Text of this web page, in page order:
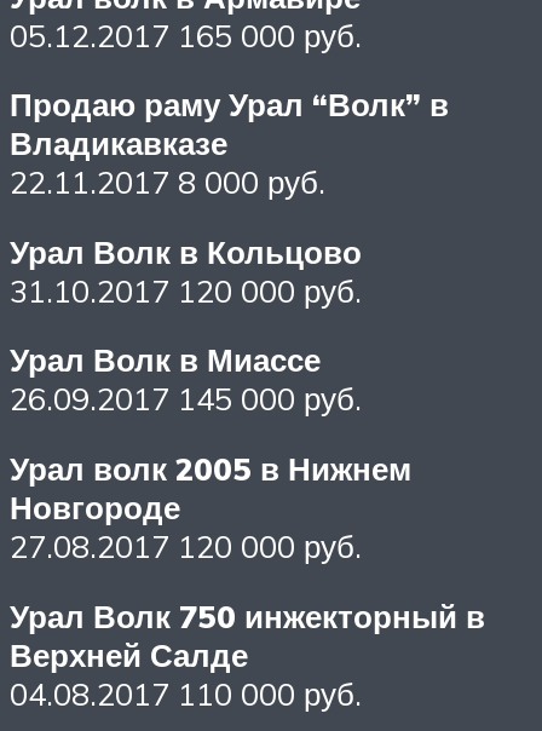
05.12.2017 165 000 руб.
Продаю раму Урал “Волк” в
Владикавказе
22.11.2017 8 000 руб.
Урал Волк в Кольцово
31.10.2017 120 000 руб.
Урал Волк в Миассе
26.09.2017 145 000 руб.
Урал волк 2005 в Нижнем
Новгороде
27.08.2017 120 000 руб.
Урал Волк 750 инжекторный в
Верхней Салде
04.08.2017 110 000 руб.